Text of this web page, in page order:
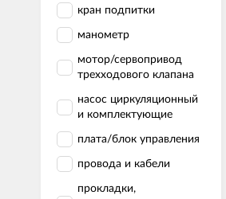
кран подпитки
манометр
мотор/сервопривод
трехходового клапана
насос циркуляционный
и комплектующие
плата/блок управления
провода и кабели
прокладки,